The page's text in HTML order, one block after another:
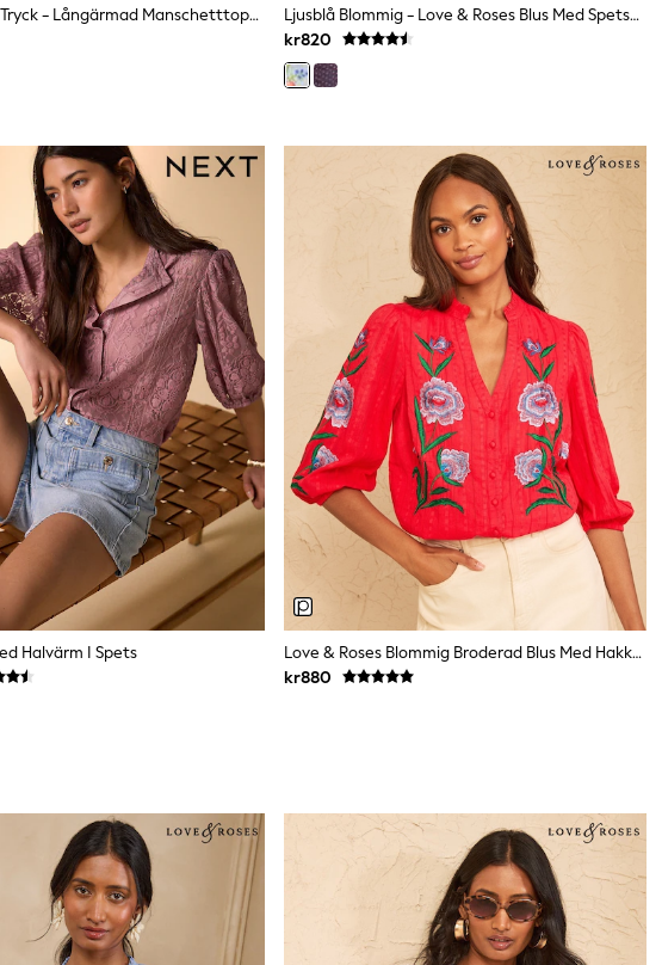
Ecru Speckle Tryck - Långärmad Manschetttopp Med V-Ringning
Ljusblå Blommig - Love & Roses Blus Med Spetskant Och Utsvängda Ärmar
kr820
Halvärm I Spets
Love & Roses Blommig Broderad Blus Med Hakkrage
kr880